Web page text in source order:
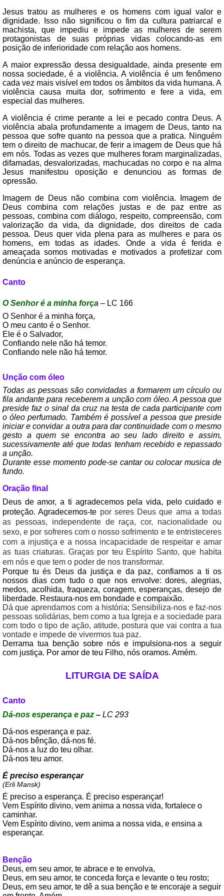
Jesus tratou as mulheres e os homens com igual valor e
dignidade. Isso não significou o fim da cultura patriarcal e
machista, que impediu e impede as mulheres de serem
protagonistas de suas próprias vidas colocando-as em
posição de inferioridade com relação aos homens.
A maior expressão dessa desigualdade, ainda presente em
nossa sociedade, é a violência. A violência é um fenômeno
cada vez mais visível em todos os âmbitos da vida humana. A
violência causa muita dor, sofrimento e fere a vida, em
especial das mulheres.
A violência é crime perante a lei e pecado contra Deus. A
violência abala profundamente a imagem de Deus, tanto na
pessoa que sofre quanto na pessoa que a pratica. Ninguém
tem o direito de machucar, de ferir a imagem de Deus que há
em nós. Todas as vezes que mulheres foram marginalizadas,
difamadas, desvalorizadas, machucadas no corpo e na alma
Jesus manifestou oposição e denunciou as formas de
opressão.
Imagem de Deus não combina com violência. Imagem de
Deus combina com relações justas e de paz entre as
pessoas, combina com diálogo, respeito, compreensão, com
valorização da vida, da dignidade, dos direitos de cada
pessoa. Deus quer vida plena para as mulheres e para os
homens, em todas as idades. Onde a vida é ferida e
ameaçada somos motivadas e motivados a profetizar com
denúncia e anúncio de esperança.
Canto
O Senhor é a minha força – LC 166
O Senhor é a minha força,
O meu canto é o Senhor.
Ele é o Salvador,
Confiando nele não há temor.
Confiando nele não há temor.
Unção com óleo
Todas as pessoas são convidadas a formarem um círculo ou
fila andante para receberem a unção com óleo. A pessoa que
preside faz o sinal da cruz na testa de cada participante com
o óleo perfumado. Também é possível a pessoa que preside
iniciar e convidar a outra para dar continuidade com o mesmo
gesto a quem se encontra ao seu lado direito e assim,
sucessivamente até que todas tenham recebido e repassado
a unção.
Durante esse momento pode-se cantar ou colocar musica de
fundo.
Oração final
Deus de amor, a ti agradecemos pela vida, pelo cuidado e
proteção. Agradecemos-te por seres Deus que ama a todas
as pessoas, independente de raça, cor, nacionalidade ou
sexo, e por sofreres com o nosso sofrimento e te entristeceres
com a injustiça e a nossa incapacidade de respeitar e amar
as tuas criaturas. Graças por teu Espírito Santo, que habita
em nós e que tem o poder de nos transformar.
Porque tu és Deus da justiça e da paz, confiamos a ti os
nossos dias com tudo o que nos envolve: dores, alegrias,
medos, acolhida, fraqueza, coragem, esperanças, desejo de
liberdade. Restaura-nos em bondade e compaixão.
Dá que aprendamos com a história; Sensibiliza-nos e faz-nos
pessoas solidárias, bem como a tua Igreja e a sociedade para
com todo o tipo de ação, atitude, postura que vai contra a tua
vontade e impede de vivermos tua paz.
Derrama tua benção sobre nós e impulsiona-nos a seguir
com justiça. Por amor de teu Filho, nós oramos. Amém.
LITURGIA DE SAÍDA
Canto
Dá-nos esperança e paz – LC 293
Dá-nos esperança e paz.
Dá-nos bênção, dá-nos fé.
Dá-nos a luz do teu olhar.
Dá-nos teu amor.
É preciso esperançar
(Erli Mansk)
É preciso a esperança. É preciso esperançar!
Vem Espírito divino, vem anima a nossa vida, fortalece o
caminhar.
Vem Espírito divino, vem anima a nossa vida, e ensina a
esperançar.
Benção
Deus, em seu amor, te abrace e te envolva,
Deus, em seu amor, te conceda força e levante o teu rosto;
Deus, em seu amor, te dê a sua benção e te encoraje a seguir